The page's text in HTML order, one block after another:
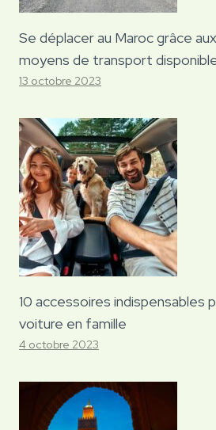
Se déplacer au Maroc grâce
moyens de transport
13 octobre 2023
10 accessoires indispensables
voiture en famille
4 octobre 2023